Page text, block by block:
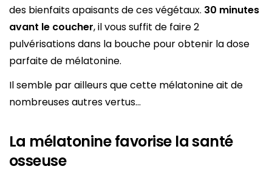
des bienfaits apaisants de ces végétaux. 30 minutes
avant le coucher, il vous suffit de faire 2
pulvérisations dans la bouche pour obtenir la dose
parfaite de mélatonine.
Il semble par ailleurs que cette mélatonine ait de
nombreuses autres vertus…
La mélatonine favorise la santé
osseuse